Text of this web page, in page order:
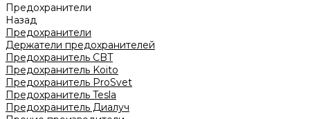
Предохранители
Назад
Предохранители
Держатели предохранителей
Предохранитель CBT
Предохранитель Koito
Предохранитель ProSvet
Предохранитель Tesla
Предохранитель Диалуч